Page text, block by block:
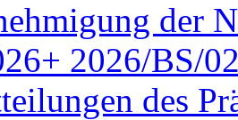
der
2026/BS/
des